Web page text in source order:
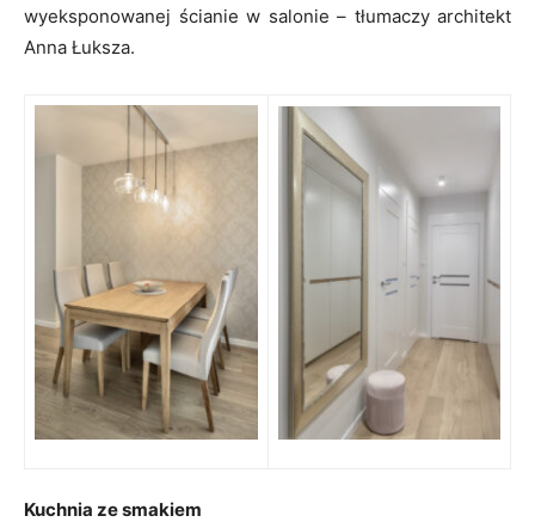
wyeksponowanej ścianie w salonie – tłumaczy architekt
Anna Łuksza.
Kuchnia ze smakiem